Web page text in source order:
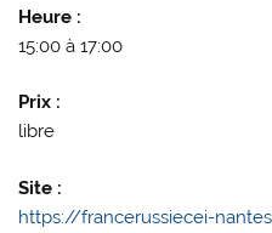
Heure :
15:00 à 17:00
Prix :
libre
Site :
https://francerussiecei-